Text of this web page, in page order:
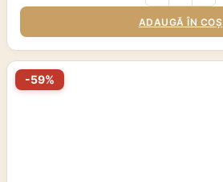
ADAUGĂ ÎN COȘ
-59%